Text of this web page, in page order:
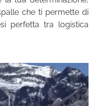
che ti permette di
perfetta tra logistica